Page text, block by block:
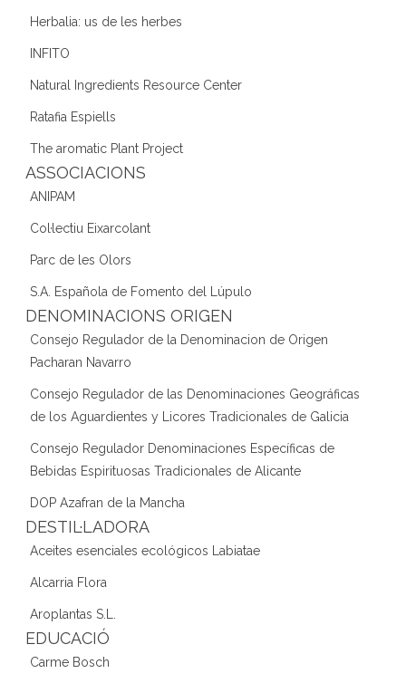
Herbalia: us de les herbes
INFITO
Natural Ingredients Resource Center
Ratafia Espiells
The aromatic Plant Project
ASSOCIACIONS
ANIPAM
Col·lectiu Eixarcolant
Parc de les Olors
S.A. Española de Fomento del Lúpulo
DENOMINACIONS ORIGEN
Consejo Regulador de la Denominacion de Origen
Pacharan Navarro
Consejo Regulador de las Denominaciones Geográficas
de los Aguardientes y Licores Tradicionales de Galicia
Consejo Regulador Denominaciones Específicas de
Bebidas Espirituosas Tradicionales de Alicante
DOP Azafran de la Mancha
DESTIL·LADORA
Aceites esenciales ecológicos Labiatae
Alcarria Flora
Aroplantas S.L.
EDUCACIÓ
Carme Bosch